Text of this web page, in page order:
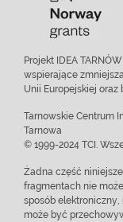
Projekt IDEA
wspierające
Unii Europejskiej oraz
Tarnowskie Centrum
Tarnowa
© 1999-2024 TCI.
Żadna część
fragmentach nie
sposób
może być